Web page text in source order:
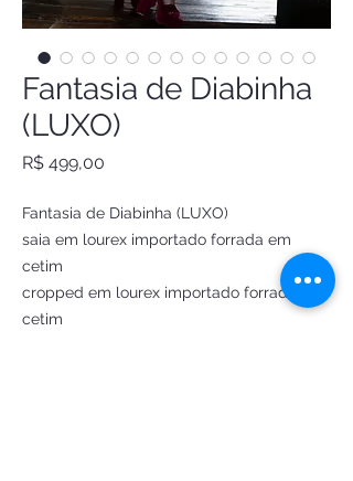
Fantasia de Diabinha
(LUXO)
R$ 499,00
Fantasia de Diabinha (LUXO)
saia em lourex importado forrada em
cetim
cropped em lourex importado forrado em
cetim